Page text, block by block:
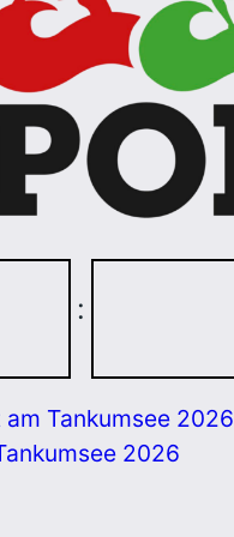
:
Tankumsee 2026
2026